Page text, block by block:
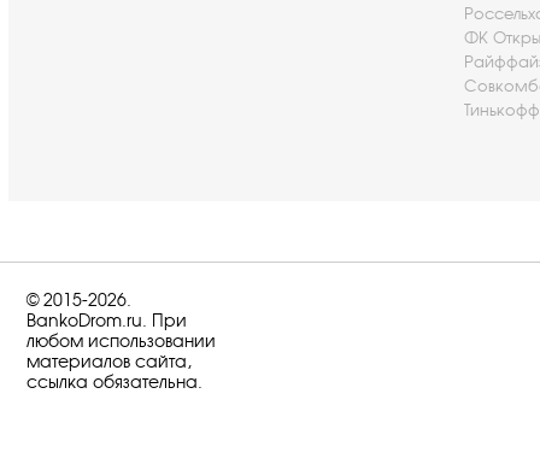
ФК
© 2015-2026.
BankoDrom.ru. При
любом использовании
материалов сайта,
ссылка обязательна.